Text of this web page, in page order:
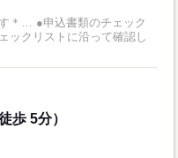
ェック
ックリストに沿って確認し
歩 5分）